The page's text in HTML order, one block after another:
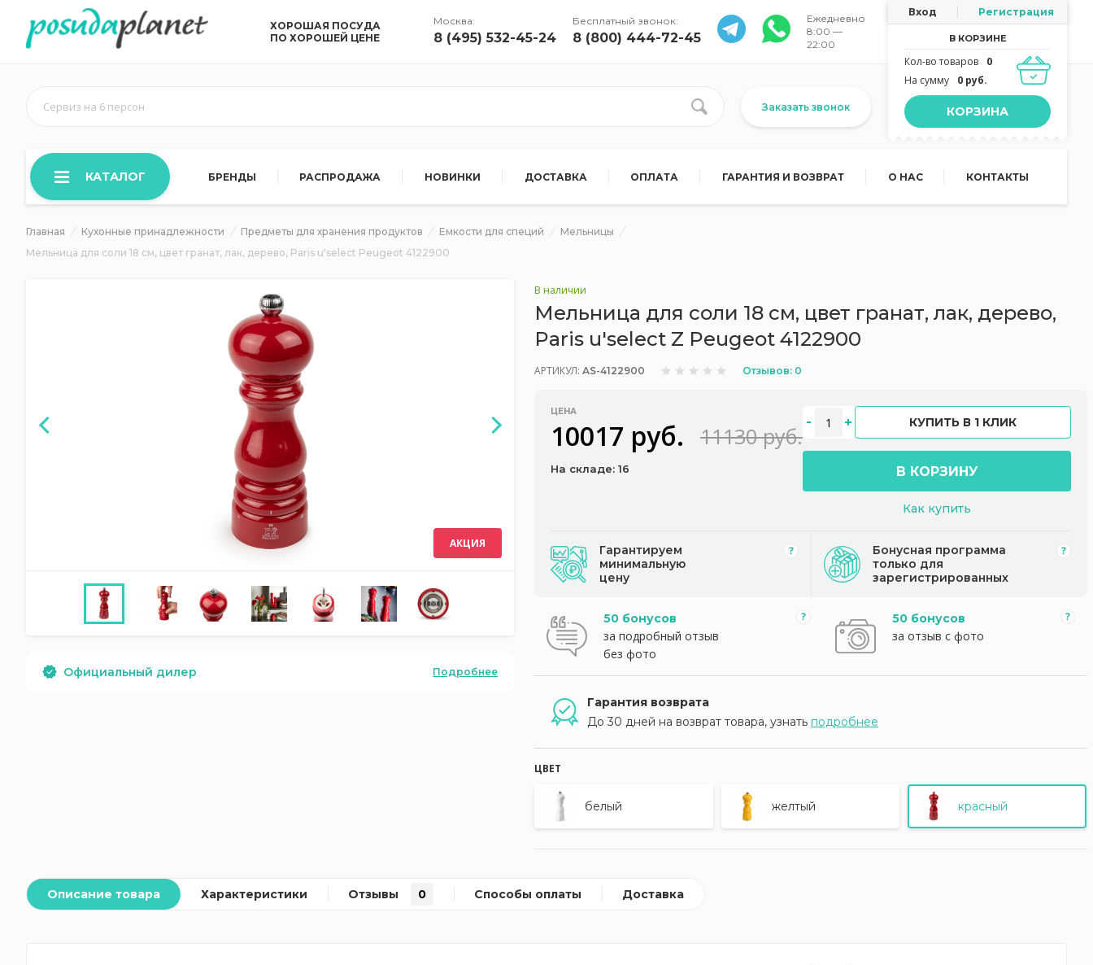
ХОРОШАЯ ПОСУДА
ПО ХОРОШЕЙ ЦЕНЕ
Москва:
8 (495) 532-45-24
Бесплатный звонок:
8 (800) 444-72-45
Ежедневно
8:00 —
22:00
Вход Регистрация
В КОРЗИНЕ
Кол-во товаров
0
На сумму
0 руб.
КОРЗИНА
Сервиз на 6 персон Заказать звонок
КАТАЛОГ БРЕНДЫ РАСПРОДАЖА НОВИНКИ ДОСТАВКА ОПЛАТА ГАРАНТИЯ И ВОЗВРАТ О НАС КОНТАКТЫ
Главная Кухонные принадлежности Предметы для хранения продуктов Емкости для специй
Мельницы
Мельница для соли 18 см, цвет гранат, лак, дерево, Paris u'select Peugeot 4122900
АКЦИЯ
Официальный дилер Подробнее
В наличии
Мельница для соли 18 см, цвет гранат, лак, дерево,
Paris u'select Z Peugeot 4122900
АРТИКУЛ: AS-4122900 Отзывов: 0
ЦЕНА
10017 руб. 11130 руб.
На складе: 16
КУПИТЬ В 1 КЛИК
В КОРЗИНУ
Как купить
Гарантируем
минимальную
цену
Бонусная программа
только для
зарегистрированных
50 бонусов
за подробный отзыв
без фото
50 бонусов
за отзыв с фото
Гарантия возврата
До 30 дней на возврат товара, узнать подробнее
ЦВЕТ
белый желтый красный
Описание товара Характеристики Отзывы 0 Способы оплаты Доставка